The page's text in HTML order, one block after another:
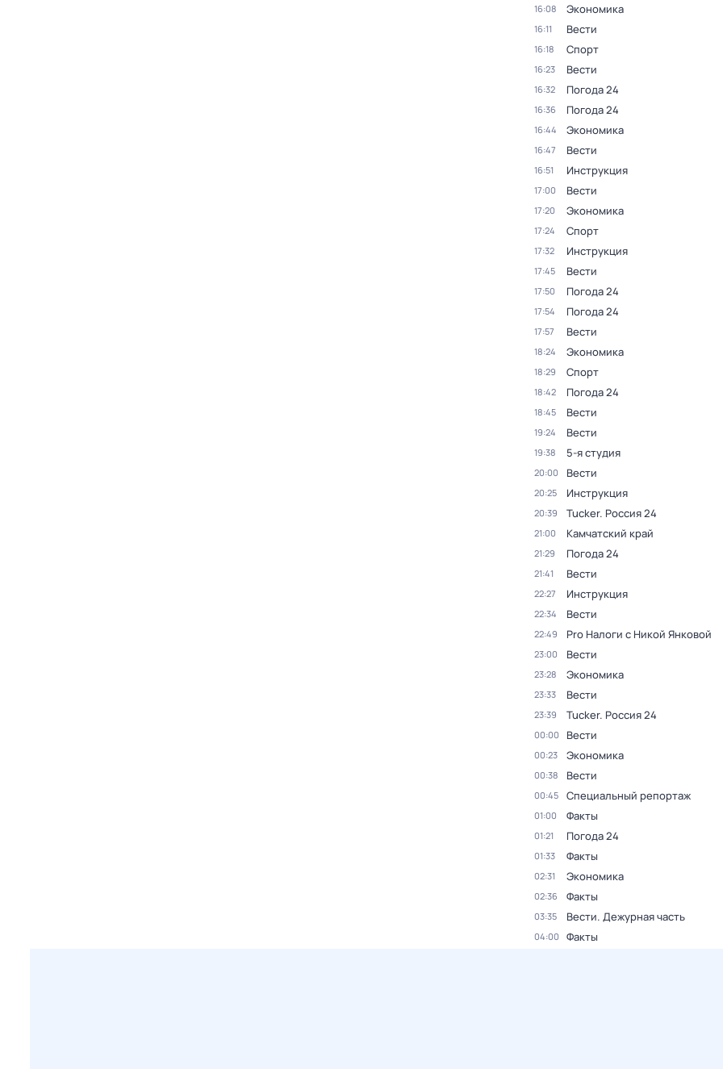
16:08 Экономика
16:11 Вести
16:18 Спорт
16:23 Вести
16:32 Погода 24
16:36 Погода 24
16:44 Экономика
16:47 Вести
16:51 Инструкция
17:00 Вести
17:20 Экономика
17:24 Спорт
17:32 Инструкция
17:45 Вести
17:50 Погода 24
17:54 Погода 24
17:57 Вести
18:24 Экономика
18:29 Спорт
18:42 Погода 24
18:45 Вести
19:24 Вести
19:38 5-я студия
20:00 Вести
20:25 Инструкция
20:39 Tucker. Россия 24
21:00 Камчатский край
21:29 Погода 24
21:41 Вести
22:27 Инструкция
22:34 Вести
22:49 Pro Налоги с Никой Янковой
23:00 Вести
23:28 Экономика
23:33 Вести
23:39 Tucker. Россия 24
00:00 Вести
00:23 Экономика
00:38 Вести
00:45 Специальный репортаж
01:00 Факты
01:21 Погода 24
01:33 Факты
02:31 Экономика
02:36 Факты
03:35 Вести. Дежурная часть
04:00 Факты